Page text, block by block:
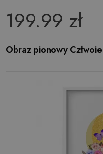
199.99 zł
Obraz pionowy